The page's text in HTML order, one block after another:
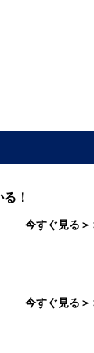
！
今すぐ見る＞
今すぐ見る＞